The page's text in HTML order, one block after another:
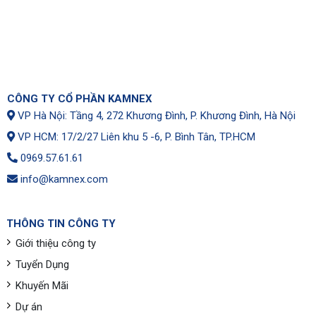
CÔNG TY CỔ PHẦN KAMNEX
VP Hà Nội: Tầng 4, 272 Khương Đình, P. Khương Đình, Hà Nội
VP HCM: 17/2/27 Liên khu 5 -6, P. Bình Tân, TP.HCM
0969.57.61.61
info@kamnex.com
THÔNG TIN CÔNG TY
Giới thiệu công ty
Tuyển Dụng
Khuyến Mãi
Dự án